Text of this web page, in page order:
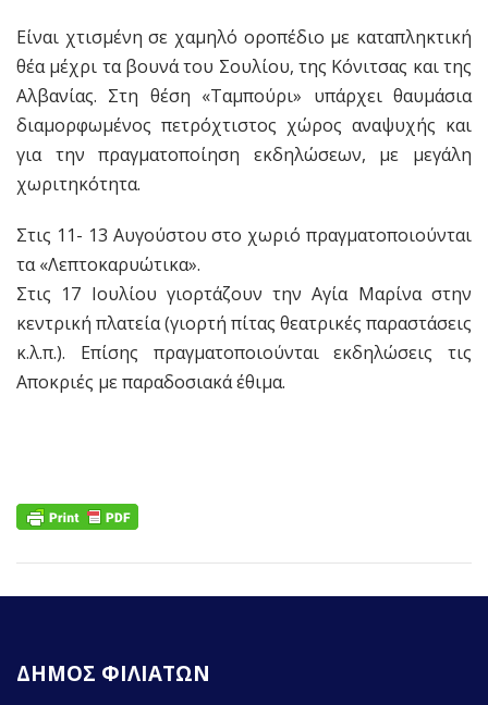
Είναι χτισμένη σε χαμηλό οροπέδιο με καταπληκτική
θέα μέχρι τα βουνά του Σουλίου, της Κόνιτσας και της
Αλβανίας. Στη θέση «Ταμπούρι» υπάρχει θαυμάσια
διαμορφωμένος πετρόχτιστος χώρος αναψυχής και
για την πραγματοποίηση εκδηλώσεων, με μεγάλη
χωριτηκότητα.
Στις 11- 13 Αυγούστου στο χωριό πραγματοποιούνται
τα «Λεπτοκαρυώτικα».
Στις 17 Ιουλίου γιορτάζουν την Αγία Μαρίνα στην
κεντρική πλατεία (γιορτή πίτας θεατρικές παραστάσεις
κ.λ.π.). Επίσης πραγματοποιούνται εκδηλώσεις τις
Αποκριές με παραδοσιακά έθιμα.
ΔΗΜΟΣ ΦΙΛΙΑΤΩΝ